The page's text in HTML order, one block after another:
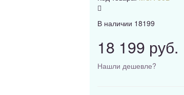
В наличии 18199
18 199 руб.
Нашли дешевле?